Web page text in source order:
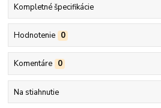
Kompletné špecifikácie
Hodnotenie 0
Komentáre 0
Na stiahnutie